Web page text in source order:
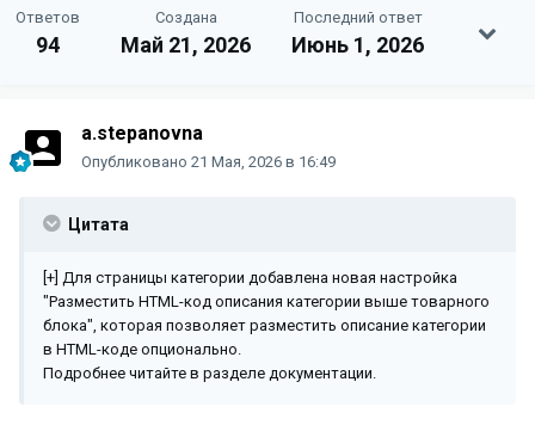
Ответов
94
Создана
Май 21, 2026
Последний ответ
Июнь 1, 2026
a.stepanovna
Опубликовано 21 Мая, 2026 в 16:49
Цитата
[+] Для страницы категории добавлена новая настройка
"Разместить HTML-код описания категории выше товарного
блока", которая позволяет разместить описание категории
в HTML-коде опционально.
Подробнее читайте в разделе документации.